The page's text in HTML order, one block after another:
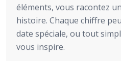
éléments, vous racontez
histoire. Chaque chiffre
date spéciale, ou tout
vous inspire.